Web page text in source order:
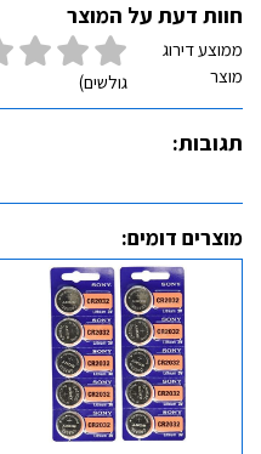
חוות דעת על המוצר
ממוצע דירוג
מוצר
גולשים)
תגובות:
מוצרים דומים: